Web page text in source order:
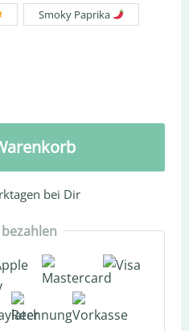
Smoky Paprika
bei Dir